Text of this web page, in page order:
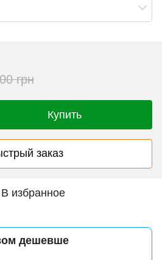
грн
Купить
заказ
В избранное
дешевше